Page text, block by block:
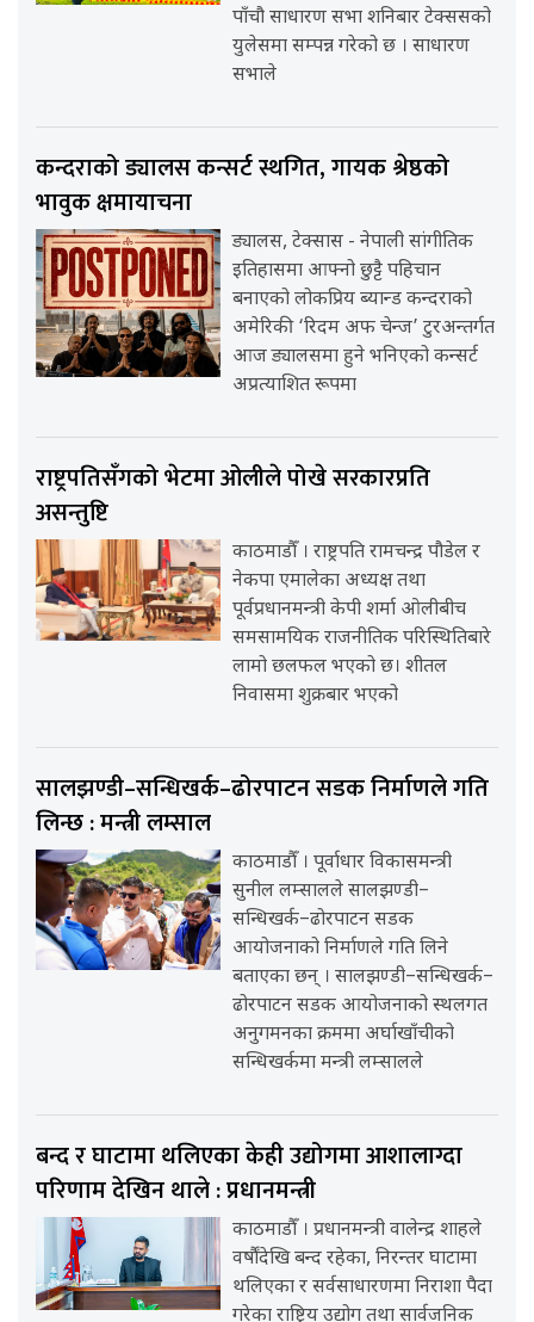
पाँचौ साधारण सभा शनिबार टेक्ससको
युलेसमा सम्पन्न गरेको छ । साधारण
सभाले
कन्दराको ड्यालस कन्सर्ट स्थगित, गायक श्रेष्ठको
भावुक क्षमायाचना
ड्यालस, टेक्सास - नेपाली सांगीतिक
इतिहासमा आफ्नो छुट्टै पहिचान
बनाएको लोकप्रिय ब्यान्ड कन्दराको
अमेरिकी ‘रिदम अफ चेन्ज’ टुरअन्तर्गत
आज ड्यालसमा हुने भनिएको कन्सर्ट
अप्रत्याशित रूपमा
राष्ट्रपतिसँगको भेटमा ओलीले पोखे सरकारप्रति
असन्तुष्टि
काठमाडौँ । राष्ट्रपति रामचन्द्र पौडेल र
नेकपा एमालेका अध्यक्ष तथा
पूर्वप्रधानमन्त्री केपी शर्मा ओलीबीच
समसामयिक राजनीतिक परिस्थितिबारे
लामो छलफल भएको छ। शीतल
निवासमा शुक्रबार भएको
सालझण्डी–सन्धिखर्क–ढोरपाटन सडक निर्माणले गति
लिन्छ : मन्त्री लम्साल
काठमाडौँ । पूर्वाधार विकासमन्त्री
सुनील लम्सालले सालझण्डी–
सन्धिखर्क–ढोरपाटन सडक
आयोजनाको निर्माणले गति लिने
बताएका छन् । सालझण्डी–सन्धिखर्क–
ढोरपाटन सडक आयोजनाको स्थलगत
अनुगमनका क्रममा अर्घाखाँचीको
सन्धिखर्कमा मन्त्री लम्सालले
बन्द र घाटामा थलिएका केही उद्योगमा आशालाग्दा
परिणाम देखिन थाले : प्रधानमन्त्री
काठमाडौँ । प्रधानमन्त्री वालेन्द्र शाहले
वर्षौंदेखि बन्द रहेका, निरन्तर घाटामा
थलिएका र सर्वसाधारणमा निराशा पैदा
गरेका राष्ट्रिय उद्योग तथा सार्वजनिक